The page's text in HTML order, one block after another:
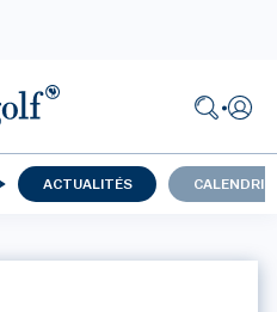
ACTUALITÉS